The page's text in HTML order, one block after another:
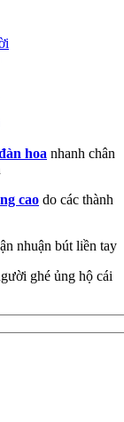
hoa nhanh chân
cao do các thành
nhuận bút liền tay
ghé ủng hộ cái